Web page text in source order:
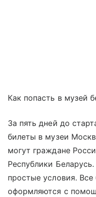
Как попасть в музей
За пять дней до
билеты в музеи
могут граждане
Республики
простые условия.
оформляются с